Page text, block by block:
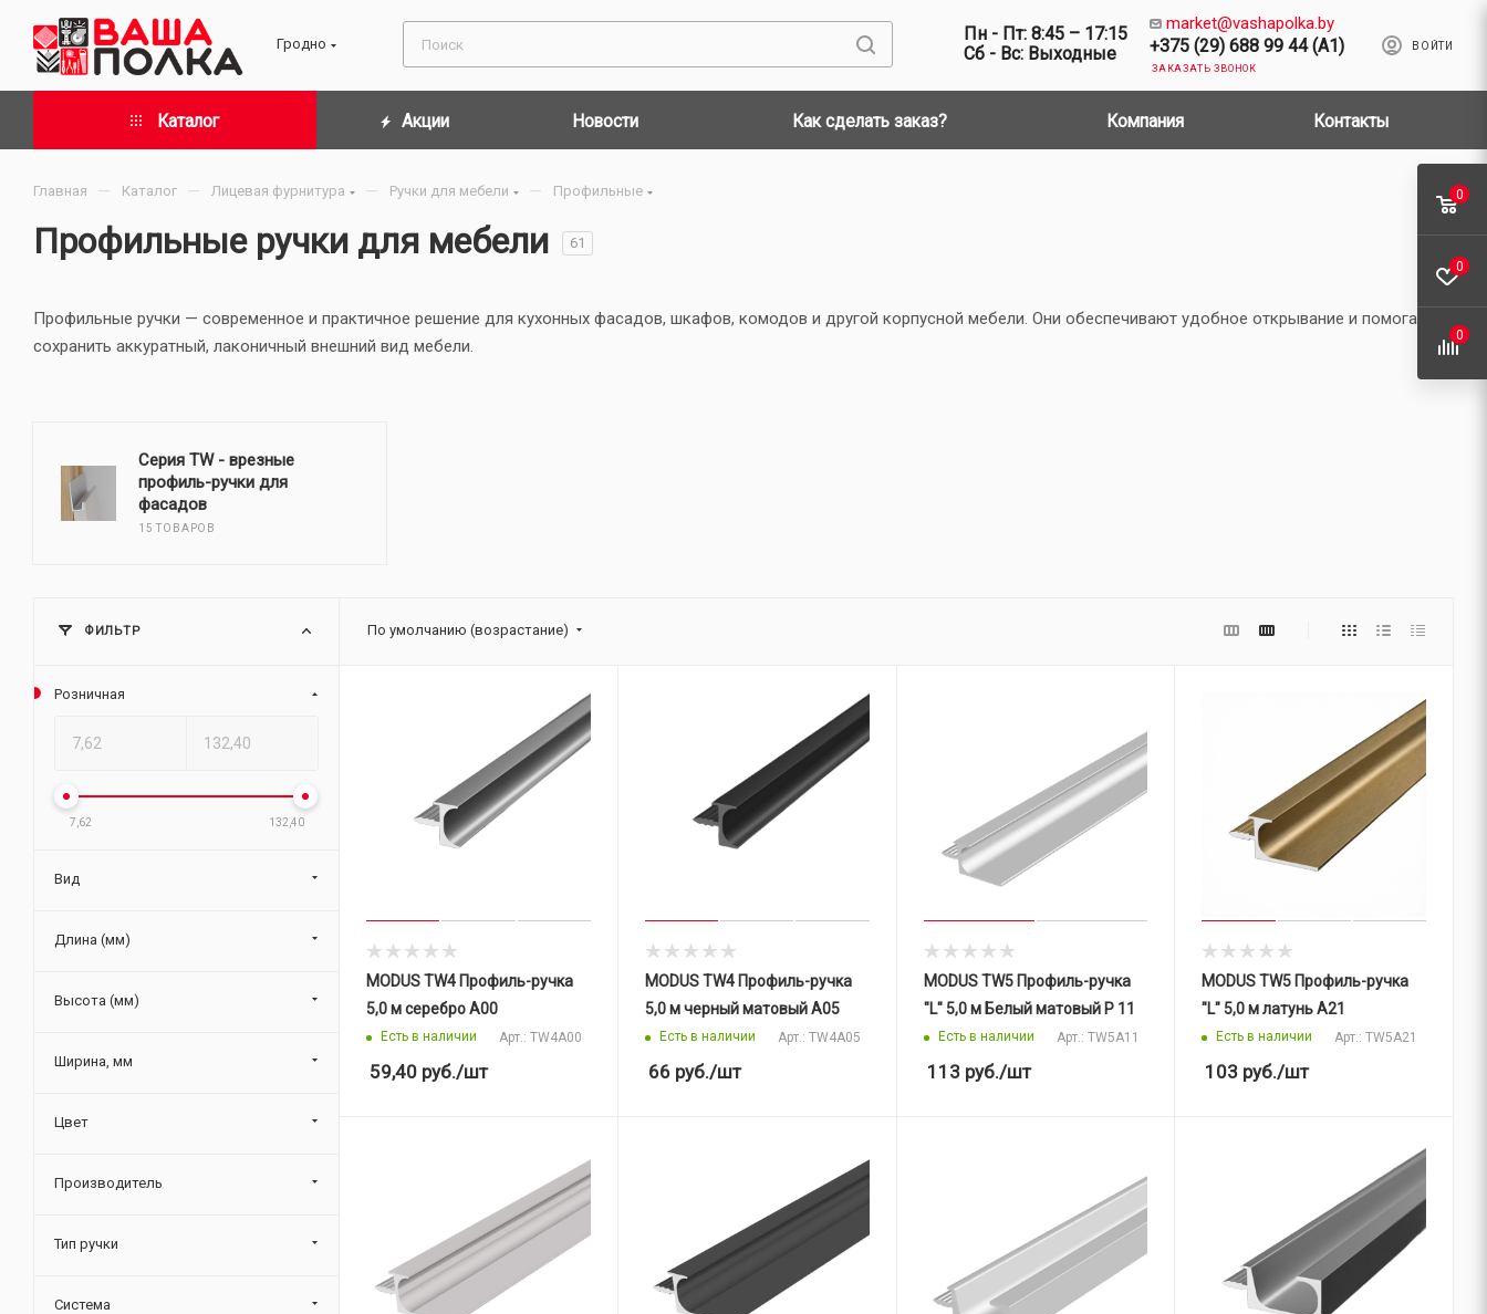
Гродно ВОЙТИ
market@vashapolka.by
+375 (29) 688 99 44 (A1)
ЗАКАЗАТЬ ЗВОНОК
Пн - Пт: 8:45 – 17:15
Сб - Вс: Выходные
Каталог Акции Новости Как сделать заказ? Компания Контакты
Главная — Каталог — Лицевая фурнитура — Ручки для мебели — Профильные
Профильные ручки для мебели 61
Профильные ручки — современное и практичное решение для кухонных фасадов, шкафов, комодов и другой корпусной мебели. Они обеспечивают удобное открывание и помогают
сохранить аккуратный, лаконичный внешний вид мебели.
Серия TW - врезные
профиль-ручки для
фасадов
15 ТОВАРОВ
По умолчанию (возрастание)
MODUS TW4 Профиль-ручка
5,0 м серебро A00
Есть в наличии Арт.: TW4A00
59,40 руб./шт
MODUS TW4 Профиль-ручка
5,0 м черный матовый A05
Есть в наличии Арт.: TW4A05
66руб./шт
MODUS TW5 Профиль-ручка
"L" 5,0 м Белый матовый P 11
Есть в наличии Арт.: TW5A11
113руб./шт
MODUS TW5 Профиль-ручка
"L" 5,0 м латунь A21
Есть в наличии Арт.: TW5A21
103 руб./шт
ФИЛЬТР
Розничная
7,62 132,40
Вид
Длина (мм)
Высота (мм)
Ширина, мм
Цвет
Производитель
Тип ручки
Система
0
0
0